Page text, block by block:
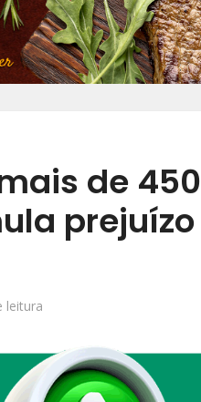
de 450
prejuízo
leitura